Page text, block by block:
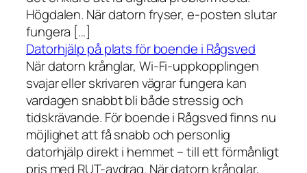
Högdalen. När datorn fryser, e-posten slutar
fungera […]
Datorhjälp på plats för boende i Rågsved
När datorn krånglar, Wi-Fi-uppkopplingen
svajar eller skrivaren vägrar fungera kan
vardagen snabbt bli både stressig och
tidskrävande. För boende i Rågsved finns nu
möjlighet att få snabb och personlig
datorhjälp direkt i hemmet – till ett förmånligt
pris med RUT-avdrag. När datorn krånglar,